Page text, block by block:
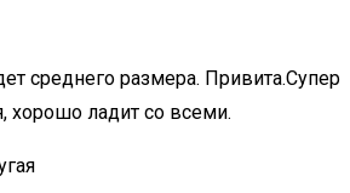
среднего размера. Привита.Супер
хорошо ладит со всеми.